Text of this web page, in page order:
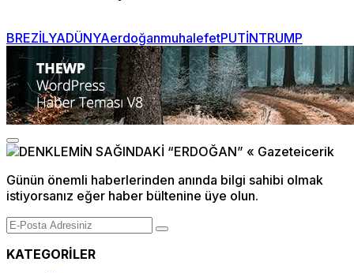
BREZİLYADÜNYAerdoğanmuhalefetPUTİNTRUMP
Günün önemli haberlerinden anında bilgi sahibi olmak
istiyorsanız eğer haber bültenine üye olun.
KATEGORİLER